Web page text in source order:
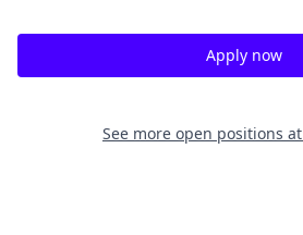
Apply now
See more open positions at